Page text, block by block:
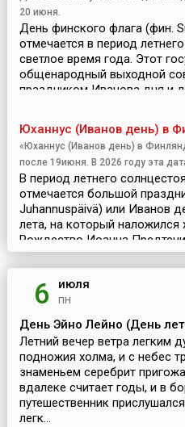
20 июня.
День финского флага (фин.
отмечается в период
светлое время года. Этот
общенародный выходной
праздником Иванова дня и
Юханнус (Иванов день) в
«Юханнус (Иванов день) в
после 19июня. В 2026 году эта
В период летнего
отмечается большой
Juhannuspäivä) или Иванов
лета, на который наложился
Рождество Иоанна
время Иванов д...
6 июля
пн
День Эйно Лейно (День
Летний вечер ветра легким
подножия холма, и с небес
знаменьем серебрит
вдалеке считает годы, и в
путешественник
легк...